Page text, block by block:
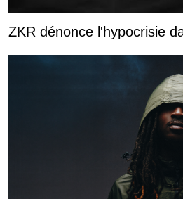
ZKR dénonce l'hypocrisie